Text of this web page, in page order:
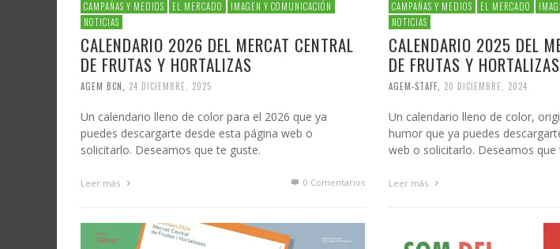
CAMPAÑAS Y MEDIOS EL MERCADO
IMAGEN Y COMUNICACIÓN
NOTICIAS
CALENDARIO 2026 DEL MERCAT CENTRAL
DE FRUTAS Y HORTALIZAS
AGEM BCN 24 DICIEMBRE, 2025
Un calendario lleno de color para el 2026 que ya
puedes descargarte desde esta página web o
solicitarlo. Deseamos que te guste.
Leer más 0 Comentarios
CAMPAÑAS Y MEDIOS EL MERCADO
NOTICIAS
CALENDARIO 2025 DEL
DE FRUTAS Y HORTALIZAS
AGEM-STAFF 20 DICIEMBRE, 2024
Un calendario lleno de color,
humor que ya puedes
web o solicitarlo. Deseamos que
Leer más